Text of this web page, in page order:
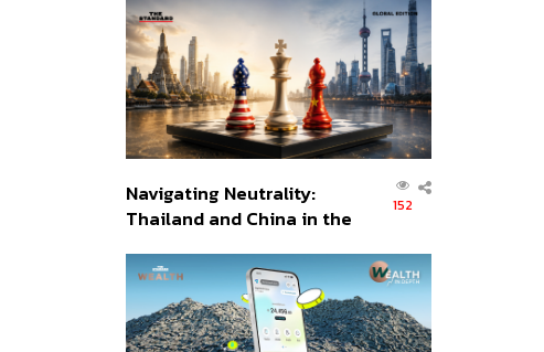
ส่วนยุทธศาสตร์ไทย –
อินโดนีเซีย
Navigating Neutrality:
Thailand and China in the
Order
152